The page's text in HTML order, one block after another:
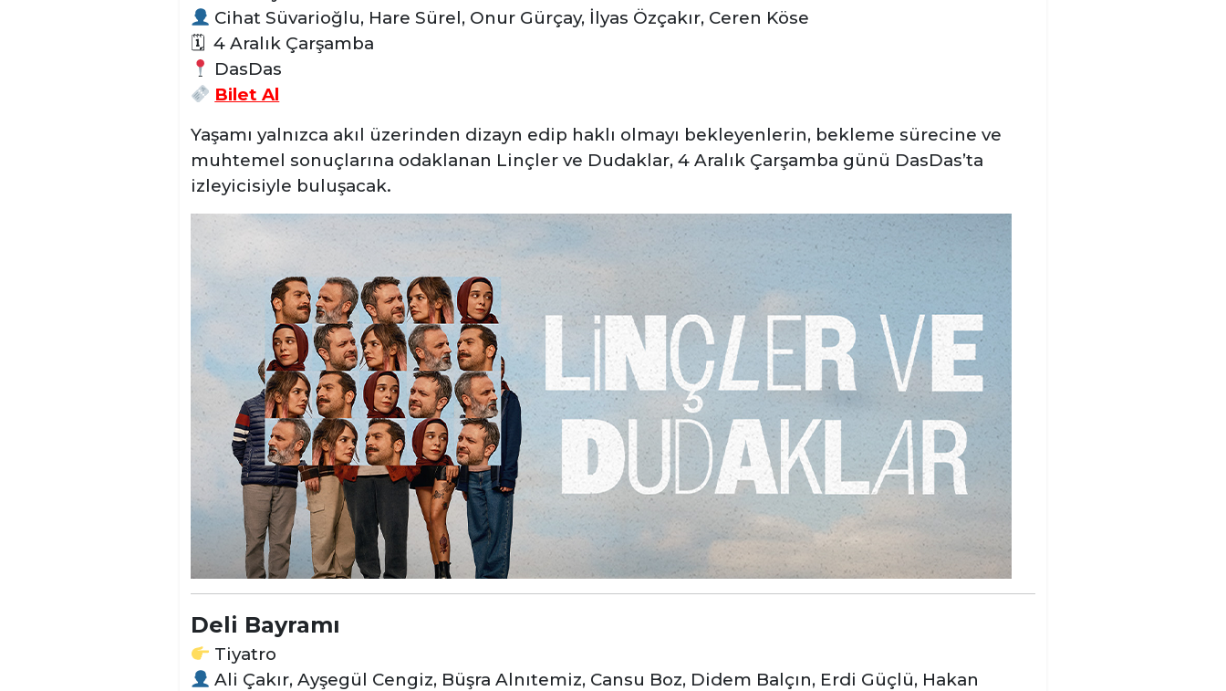
Cihat Süvarioğlu, Hare Sürel, Onur Gürçay, İlyas Özçakır, Ceren Köse
🗓 4 Aralık Çarşamba
DasDas
Bilet Al
Yaşamı yalnızca akıl üzerinden dizayn edip haklı olmayı bekleyenlerin, bekleme sürecine ve
muhtemel sonuçlarına odaklanan Linçler ve Dudaklar, 4 Aralık Çarşamba günü DasDas’ta
izleyicisiyle buluşacak.
Deli Bayramı
Tiyatro
Ali Çakır, Ayşegül Cengiz, Büşra Alnıtemiz, Cansu Boz, Didem Balçın, Erdi Güçlü, Hakan